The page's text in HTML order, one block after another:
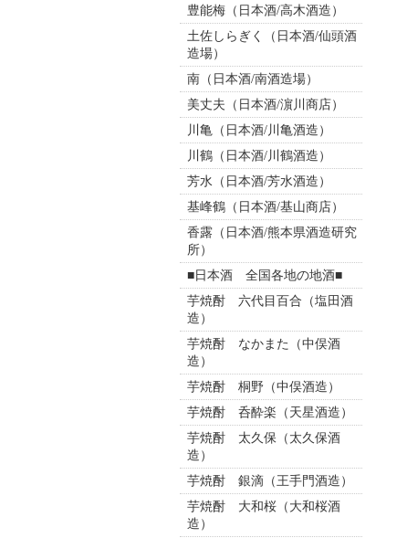
豊能梅（日本酒/高木酒造）
土佐しらぎく（日本酒/仙頭酒
造場）
南（日本酒/南酒造場）
美丈夫（日本酒/濵川商店）
川亀（日本酒/川亀酒造）
川鶴（日本酒/川鶴酒造）
芳水（日本酒/芳水酒造）
基峰鶴（日本酒/基山商店）
香露（日本酒/熊本県酒造研究
所）
■日本酒 全国各地の地酒■
芋焼酎 六代目百合（塩田酒
造）
芋焼酎 なかまた（中俣酒
造）
芋焼酎 桐野（中俣酒造）
芋焼酎 呑酔楽（天星酒造）
芋焼酎 太久保（太久保酒
造）
芋焼酎 銀滴（王手門酒造）
芋焼酎 大和桜（大和桜酒
造）